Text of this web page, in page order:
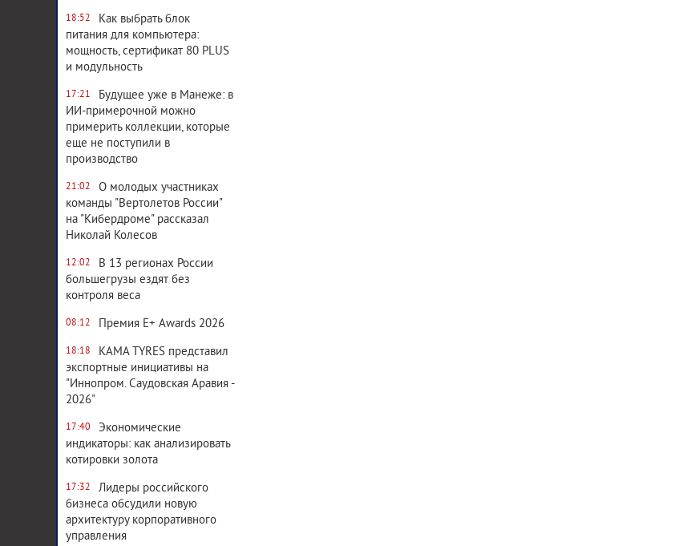
18:52
Как выбрать блок
питания для компьютера:
мощность, сертификат 80 PLUS
и модульность
17:21
Будущее уже в Манеже: в
ИИ-примерочной можно
примерить коллекции, которые
еще не поступили в
производство
21:02
О молодых участниках
команды "Вертолетов России"
на "Кибердроме" рассказал
Николай Колесов
12:02
В 13 регионах России
большегрузы ездят без
контроля веса
08:12 Премия E+ Awards 2026
18:18
KAMA TYRES представил
экспортные инициативы на
"Иннопром. Саудовская Аравия -
2026"
17:40
Экономические
индикаторы: как анализировать
котировки золота
17:32
Лидеры российского
бизнеса обсудили новую
архитектуру корпоративного
управления